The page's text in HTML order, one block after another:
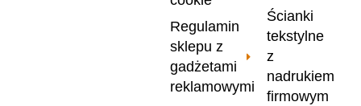
Ścianki
tekstylne
z
nadrukiem
firmowym
Regulamin
sklepu z
gadżetami
reklamowymi